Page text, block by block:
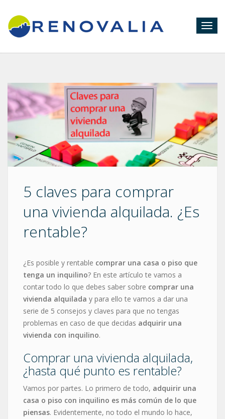
5 claves para comprar
una vivienda alquilada. ¿Es
rentable?
¿Es posible y rentable comprar una casa o piso que
tenga un inquilino? En este artículo te vamos a
contar todo lo que debes saber sobre comprar una
vivienda alquilada y para ello te vamos a dar una
serie de 5 consejos y claves para que no tengas
problemas en caso de que decidas adquirir una
vivienda con inquilino.
Comprar una vivienda alquilada,
¿hasta qué punto es rentable?
Vamos por partes. Lo primero de todo, adquirir una
casa o piso con inquilino es más común de lo que
piensas. Evidentemente, no todo el mundo lo hace,